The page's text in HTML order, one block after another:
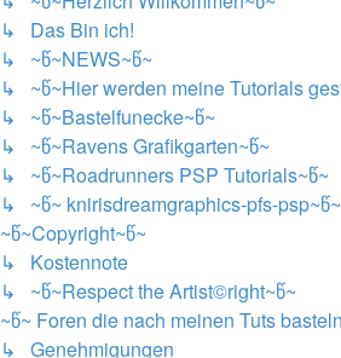
↳ Das Bin ich!
↳ ~წ~NEWS~წ~
↳ ~წ~Hier werden meine Tutorials
↳ ~წ~Bastelfunecke~წ~
↳ ~წ~Ravens Grafikgarten~წ~
↳ ~წ~Roadrunners PSP Tutorials~წ~
↳ ~წ~ knirisdreamgraphics-pfs-psp~წ~
~წ~Copyright~წ~
↳ Kostennote
↳ ~წ~Respect the Artist©right~წ~
~წ~ Foren die nach meinen Tuts
↳ Genehmigungen